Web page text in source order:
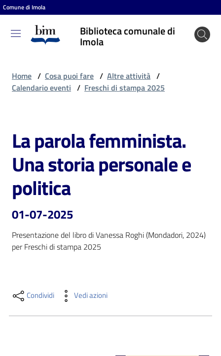
Vai al contenuto
Vai alla navigazione
Vai al footer
Comune di Imola
Biblioteca comunale di
Imola
Biblioteca
comunale
Cosa
puoi
fare
Scopri
contenuti
Home / Cosa puoi fare / Altre attività /
Calendario eventi / Freschi di stampa 2025
Salta al contenuto
La parola femminista.
Una storia personale e
politica
01-07-2025
Presentazione del libro di Vanessa Roghi (Mondadori, 2024)
per Freschi di stampa 2025
Condividi Vedi azioni